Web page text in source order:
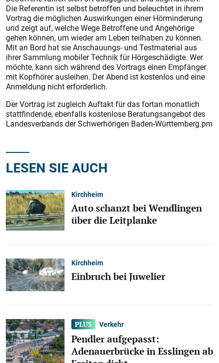
Die Referentin ist selbst betroffen und beleuchtet in ihrem
Vortrag die möglichen Auswirkungen einer Hörminderung
und zeigt auf, welche Wege Betroffene und Angehörige
gehen können, um wieder am Leben teilhaben zu können.
Mit an Bord hat sie Anschauungs- und Testmaterial aus
ihrer Sammlung mobiler Technik für Hörgeschädigte. Wer
möchte, kann sich während des Vortrags einen Empfänger
mit Kopfhörer ausleihen. Der Abend ist kostenlos und eine
Anmeldung nicht erforderlich.
Der Vortrag ist zugleich Auftakt für das fortan monatlich
stattfindende, ebenfalls kostenlose Beratungsangebot des
Landesverbands der Schwerhörigen Baden-Würt­temberg.pm
LESEN SIE AUCH
Kirchheim
Auto schanzt bei Wendlingen
über die Leitplanke
Kirchheim
Einbruch bei Juwelier
Verkehr
Pendler aufgepasst:
Adenauerbrücke in Esslingen ab